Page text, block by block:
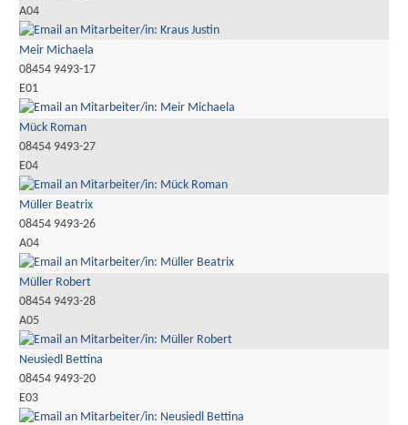
A04
Meir Michaela
08454 9493-17
E01
Mück Roman
08454 9493-27
E04
Müller Beatrix
08454 9493-26
A04
Müller Robert
08454 9493-28
A05
Neusiedl Bettina
08454 9493-20
E03